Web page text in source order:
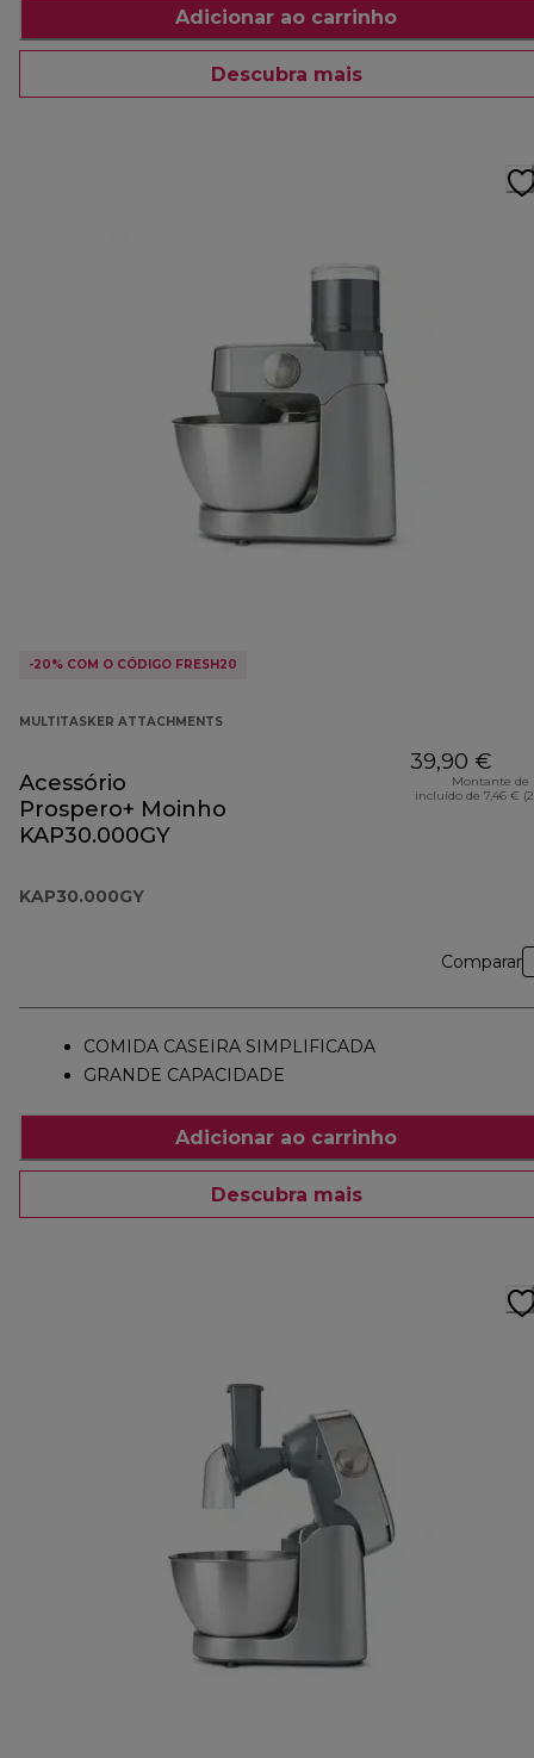
Adicionar ao carrinho
Descubra mais
-20% COM O CÓDIGO FRESH20
MULTITASKER ATTACHMENTS
Acessório
Prospero+ Moinho
KAP30.000GY
KAP30.000GY
39,90 €
Montante de
incluído de 7,46 €
Comparar
COMIDA CASEIRA SIMPLIFICADA
GRANDE CAPACIDADE
Adicionar ao carrinho
Descubra mais